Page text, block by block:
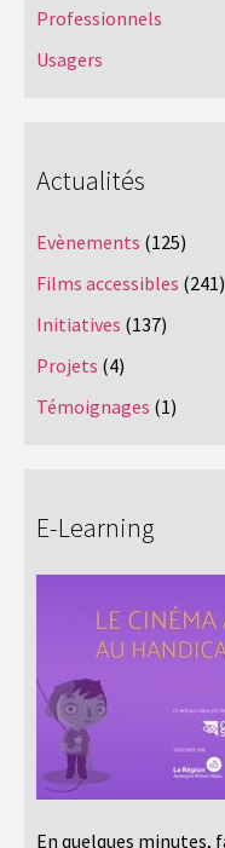
Professionnels
Usagers
Actualités
Evènements (125)
Films accessibles (241)
Initiatives (137)
Projets (4)
Témoignages (1)
E-Learning
En quelques minutes,